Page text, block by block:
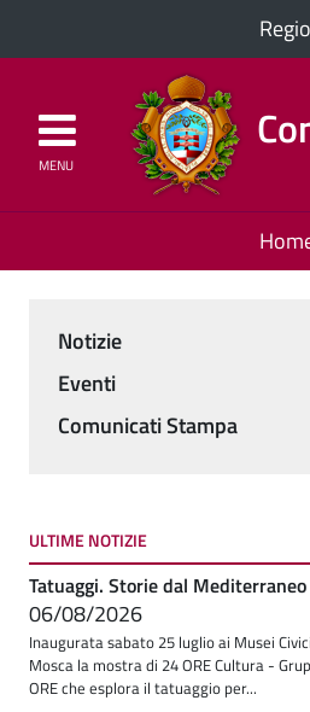
MENU
Menu
Notizie
Eventi
Comunicati Stampa
ULTIME NOTIZIE
Tatuaggi. Storie dal Mediterraneo
06/08/2026
Inaugurata sabato 25 luglio ai Musei
Mosca la mostra di 24 ORE Cultura -
ORE che esplora il tatuaggio per...